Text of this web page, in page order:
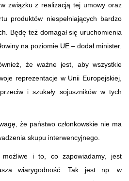
związku z realizacją tej umowy oraz
produktów niespełniających bardzo
Będę też domagał się uruchomienia
na poziomie UE – dodał minister.
że ważne jest, aby wszystkie
reprezentacje w Unii Europejskiej,
i szukały sojuszników w tych
że państwo członkowskie nie ma
skupu interwencyjnego.
i to, co zapowiadamy, jest
wiarygodność. Tak jest np. w